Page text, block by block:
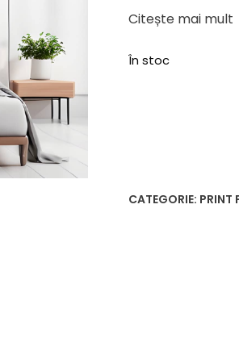
Citește mai mult
În stoc
CATEGORIE: PRINT